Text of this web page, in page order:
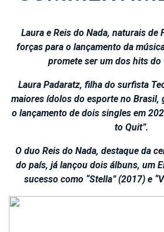
Laura e Reis do Nada, naturais de
forças para o lançamento da
promete ser um dos hits do
Laura Padaratz, filha do surfista
maiores ídolos do esporte no Brasil,
o lançamento de dois singles em
to Quit”.
O duo Reis do Nada, destaque da
do país, já lançou dois álbuns, um
sucesso como “Stella” (2017) e